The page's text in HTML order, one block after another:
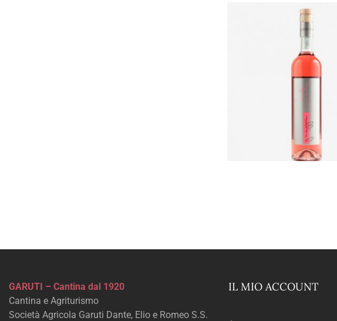
GARUTI – Cantina dal 1920
Cantina e Agriturismo
Società Agricola Garuti Dante, Elio e Romeo S.S.
IL MIO ACCOUNT